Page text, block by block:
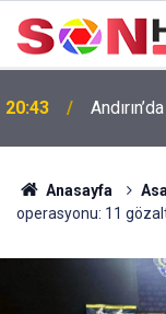
20:43
Anasayfa
operasyonu: 11